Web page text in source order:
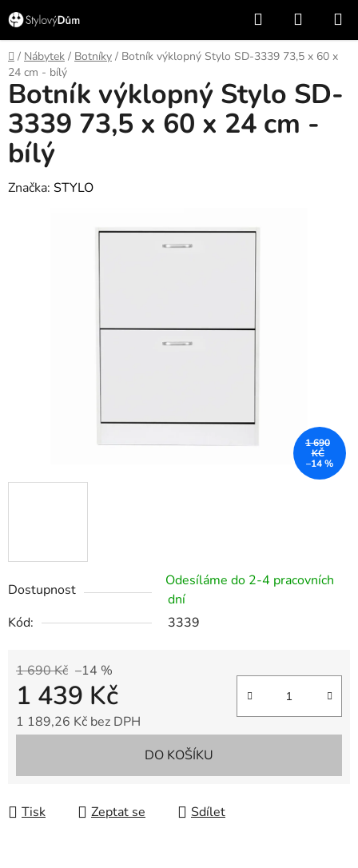
Přejít
na
obsah
Hledat
KOŠÍK
Domů
/ Nábytek / Botníky / Botník výklopný Stylo SD-3339 73,5 x 60 x
24 cm - bílý
Dostupnost
Odesíláme do 2-4 pracovních
dní
Kód:
3339
1 690 Kč –14 %
1 439 Kč
1 189,26 Kč bez DPH
DO KOŠÍKU
Tisk Zeptat se Sdílet
Botník výklopný Stylo SD-
3339 73,5 x 60 x 24 cm -
bílý
Značka: STYLO
1 690
KČ
–14 %